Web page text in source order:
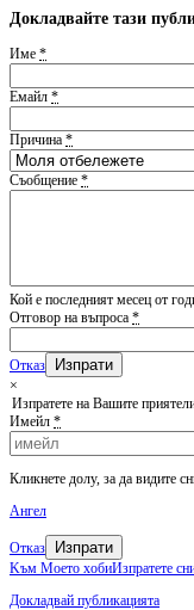
Докладвайте тази
Име *
Емайл *
Причина *
Съобщение *
Кой е последният месец от
Отговор на въпроса *
Отказ
×
Изпратете на Вашите
Имейл *
Кликнете долу, за да видите
Ангел
Отказ Изпрати
Kъм Моето хобиИзпратете
Докладвай публикацията